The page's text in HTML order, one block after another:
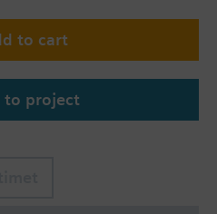
to cart
to project